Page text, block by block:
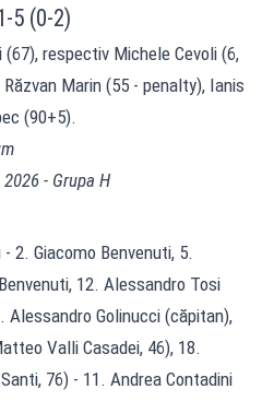
5 (0-2)
(67), respectiv Michele Cevoli (6,
Marin (55 - penalty), Ianis
(90+5).
- Grupa H
2. Giacomo Benvenuti, 5.
12. Alessandro Tosi
Alessandro Golinucci (căpitan),
Valli Casadei, 46), 18.
76) - 11. Andrea Contadini